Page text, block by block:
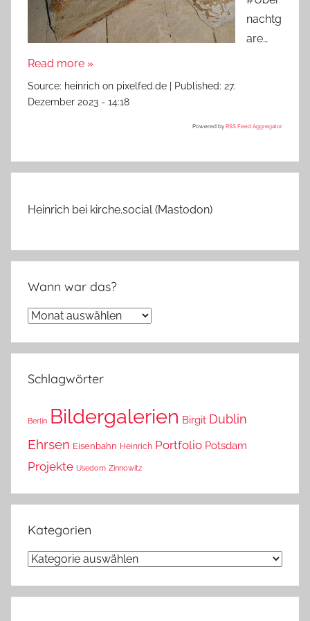
nachtg
are…
Read more »
Source: heinrich on pixelfed.de Published: 27.
Dezember 2023 - 14:18
Powered by RSS Feed Aggregator
Heinrich bei kirche.social (Mastodon)
Wann war das?
Wann
das?
Schlagwörter
Berlin Bildergalerien Birgit Dublin
Ehrsen Eisenbahn Heinrich Portfolio Potsdam
Projekte Usedom Zinnowitz
Kategorien
Kategorien